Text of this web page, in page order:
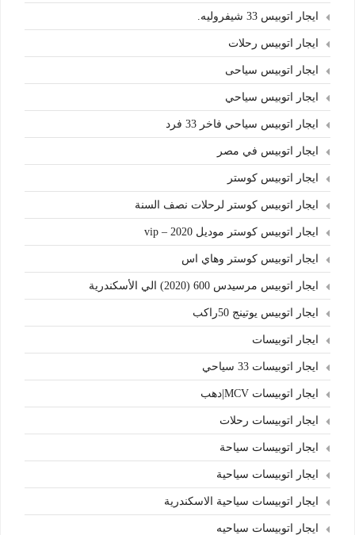
ايجار اتوبيس 33 شيفروليه.
ايجار اتوبيس رحلات
ايجار اتوبيس سياحى
ايجار اتوبيس سياحي
ايجار اتوبيس سياحي فاخر 33 فرد
ايجار اتوبيس في مصر
ايجار اتوبيس كوستر
ايجار اتوبيس كوستر لرحلات نصف السنة
ايجار اتوبيس كوستر موديل 2020 – vip
ايجار اتوبيس كوستر وهاي اس
ايجار اتوبيس مرسيدس 600 (2020) الي الأسكندرية
ايجار اتوبيس يوتينج 50راكب
ايجار اتوبيسات
ايجار اتوبيسات 33 سياحي
ايجار اتوبيسات MCV|دهب
ايجار اتوبيسات رحلات
ايجار اتوبيسات سياحة
ايجار اتوبيسات سياحية
ايجار اتوبيسات سياحية الاسكندرية
ايجار اتوبيسات سياحيه